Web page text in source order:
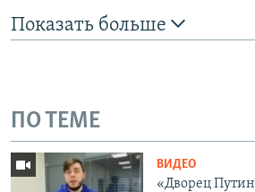
Показать больше
ПО ТЕМЕ
ВИДЕО
«Дворец